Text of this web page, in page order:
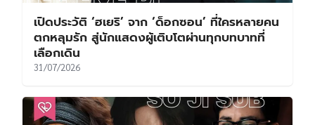
เปิดประวัติ ‘ฮเยริ’ จาก ‘ด็อกซอน’ ที่ใครหลายคน
ตกหลุมรัก สู่นักแสดงผู้เติบโตผ่านทุกบทบาทที่
เลือกเดิน
31/07/2026